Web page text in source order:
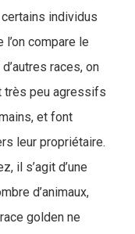
individus
compare le
races, on
très peu agressifs
et font
leur propriétaire.
il s’agit d’une
d’animaux,
golden ne